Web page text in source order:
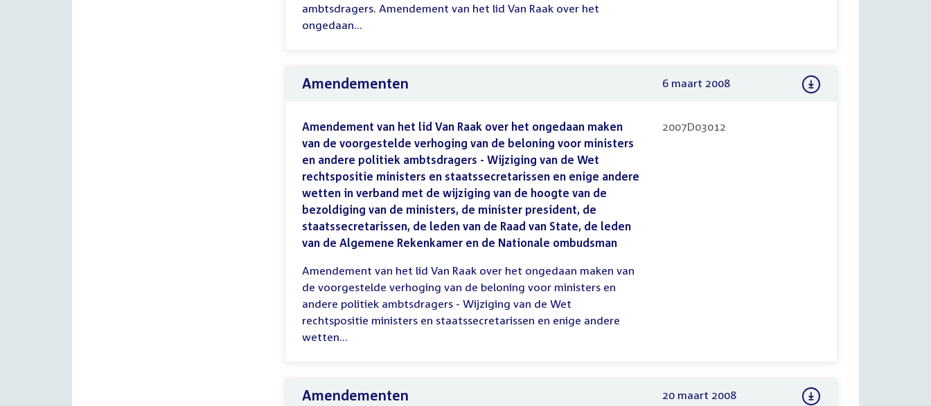
ambtsdragers. Amendement van het lid Van Raak over het
ongedaan...
Amendementen 6 maart 2008
Amendement van het lid Van Raak over het ongedaan maken
van de voorgestelde verhoging van de beloning voor ministers
en andere politiek ambtsdragers - Wijziging van de Wet
rechtspositie ministers en staatssecretarissen en enige andere
wetten in verband met de wijziging van de hoogte van de
bezoldiging van de ministers, de minister president, de
staatssecretarissen, de leden van de Raad van State, de leden
van de Algemene Rekenkamer en de Nationale ombudsman
Amendement van het lid Van Raak over het ongedaan maken van
de voorgestelde verhoging van de beloning voor ministers en
andere politiek ambtsdragers - Wijziging van de Wet
rechtspositie ministers en staatssecretarissen en enige andere
wetten...
2007D03012
Amendementen 20 maart 2008